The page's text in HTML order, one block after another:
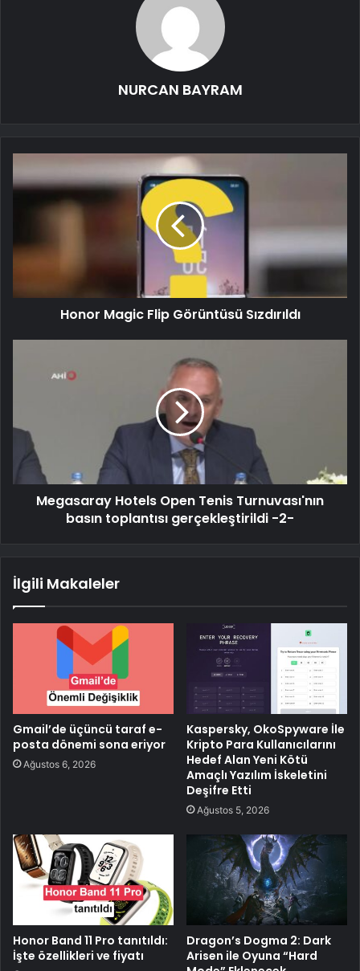
NURCAN BAYRAM
Honor Magic Flip Görüntüsü Sızdırıldı
Megasaray Hotels Open Tenis Turnuvası'nın
basın toplantısı gerçekleştirildi -2-
İlgili Makaleler
Gmail’de üçüncü taraf e-
posta dönemi sona eriyor
Ağustos 6, 2026
Kaspersky, OkoSpyware İle
Kripto Para Kullanıcılarını
Hedef Alan Yeni Kötü
Amaçlı Yazılım İskeletini
Deşifre Etti
Ağustos 5, 2026
Honor Band 11 Pro tanıtıldı:
İşte özellikleri ve fiyatı
Dragon’s Dogma 2: Dark
Arisen ile Oyuna “Hard